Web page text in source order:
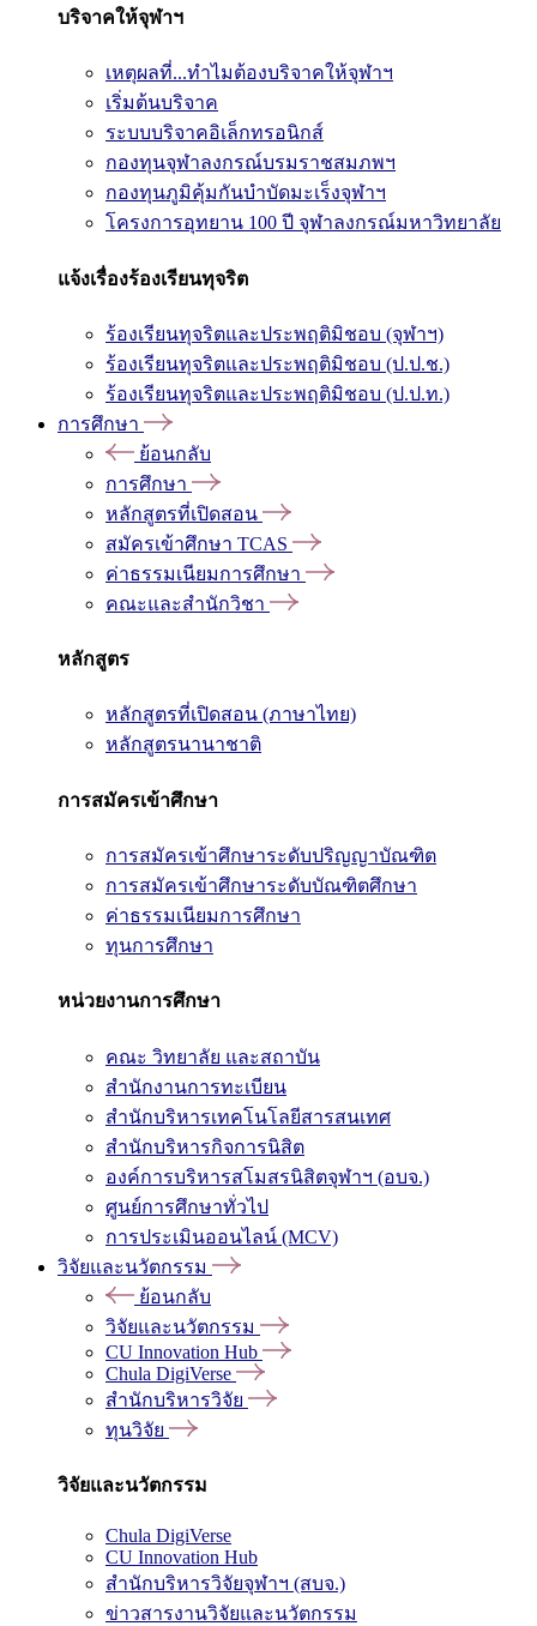
บริจาคให้จุฬาฯ
เหตุผลที่...ทำไมต้องบริจาคให้จุฬาฯ
เริ่มต้นบริจาค
ระบบบริจาคอิเล็กทรอนิกส์
กองทุนจุฬาลงกรณ์บรมราชสมภพฯ
กองทุนภูมิคุ้มกันบำบัดมะเร็งจุฬาฯ
โครงการอุทยาน 100 ปี จุฬาลงกรณ์มหาวิทยาลัย
แจ้งเรื่องร้องเรียนทุจริต
ร้องเรียนทุจริตและประพฤติมิชอบ (จุฬาฯ)
ร้องเรียนทุจริตและประพฤติมิชอบ (ป.ป.ช.)
ร้องเรียนทุจริตและประพฤติมิชอบ (ป.ป.ท.)
การศึกษา
ย้อนกลับ
การศึกษา
หลักสูตรที่เปิดสอน
สมัครเข้าศึกษา TCAS
ค่าธรรมเนียมการศึกษา
คณะและสำนักวิชา
หลักสูตร
หลักสูตรที่เปิดสอน (ภาษาไทย)
หลักสูตรนานาชาติ
การสมัครเข้าศึกษา
การสมัครเข้าศึกษาระดับปริญญาบัณฑิต
การสมัครเข้าศึกษาระดับบัณฑิตศึกษา
ค่าธรรมเนียมการศึกษา
ทุนการศึกษา
หน่วยงานการศึกษา
คณะ วิทยาลัย และสถาบัน
สำนักงานการทะเบียน
สำนักบริหารเทคโนโลยีสารสนเทศ
สำนักบริหารกิจการนิสิต
องค์การบริหารสโมสรนิสิตจุฬาฯ (อบจ.)
ศูนย์การศึกษาทั่วไป
การประเมินออนไลน์ (MCV)
วิจัยและนวัตกรรม
ย้อนกลับ
วิจัยและนวัตกรรม
CU Innovation Hub
Chula DigiVerse
สำนักบริหารวิจัย
ทุนวิจัย
วิจัยและนวัตกรรม
Chula DigiVerse
CU Innovation Hub
สำนักบริหารวิจัยจุฬาฯ (สบจ.)
ข่าวสารงานวิจัยและนวัตกรรม